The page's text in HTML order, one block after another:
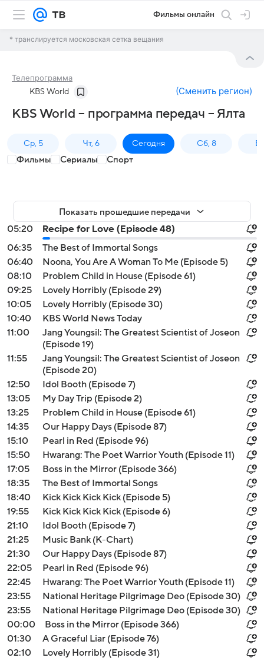
Фильмы онлайн
* транслируется московская сетка вещания
Телепрограмма
KBS World (Сменить регион)
KBS World – программа передач – Ялта
Ср, 5 Чт, 6 Сегодня Сб, 8
Фильмы Сериалы Спорт
Показать прошедшие передачи
05:20
Recipe for Love (Episode 48)
06:35
The Best of Immortal Songs
06:40
Noona, You Are A Woman To Me (Episode 5)
08:10
Problem Child in House (Episode 61)
09:25
Lovely Horribly (Episode 29)
10:05
Lovely Horribly (Episode 30)
10:40
KBS World News Today
11:00
Jang Youngsil: The Greatest Scientist of Joseon
(Episode 19)
11:55
Jang Youngsil: The Greatest Scientist of Joseon
(Episode 20)
12:50
Idol Booth (Episode 7)
13:05
My Day Trip (Episode 2)
13:25
Problem Child in House (Episode 61)
14:35
Our Happy Days (Episode 87)
15:10
Pearl in Red (Episode 96)
15:50
Hwarang: The Poet Warrior Youth (Episode 11)
17:05
Boss in the Mirror (Episode 366)
18:35
The Best of Immortal Songs
18:40
Kick Kick Kick Kick (Episode 5)
19:55
Kick Kick Kick Kick (Episode 6)
21:10
Idol Booth (Episode 7)
21:25
Music Bank (K-Chart)
21:30
Our Happy Days (Episode 87)
22:05
Pearl in Red (Episode 96)
22:45
Hwarang: The Poet Warrior Youth (Episode 11)
23:55
National Heritage Pilgrimage Deo (Episode 30)
23:55
National Heritage Pilgrimage Deo (Episode 30)
00:00
Boss in the Mirror (Episode 366)
01:30
A Graceful Liar (Episode 76)
02:10
Lovely Horribly (Episode 31)